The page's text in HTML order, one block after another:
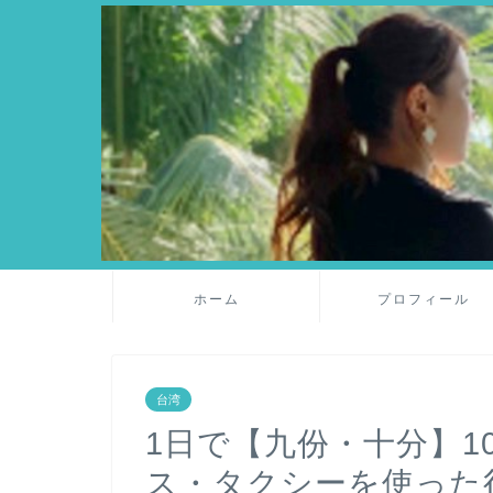
ホーム プロフィール
台湾
1日で【九份・十分】
ス・タクシーを使った